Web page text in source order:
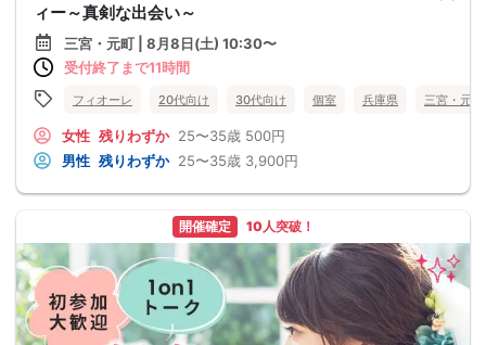
ィー～真剣な出会い～
三宮・元町 | 8月8日(土) 10:30〜
受付終了まで11時間
フィオーレ 20代向け 30代向け 個室 兵庫県 三宮・元町
女性 残りわずか 25〜35歳 500円
男性 残りわずか 25〜35歳 3,900円
開催確定 10人突破！